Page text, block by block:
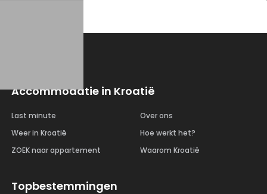
Accommodatie in Kroatië
Last minute
Weer in Kroatië
ZOEK naar appartement
Over ons
Hoe werkt het?
Waarom Kroatië
Topbestemmingen